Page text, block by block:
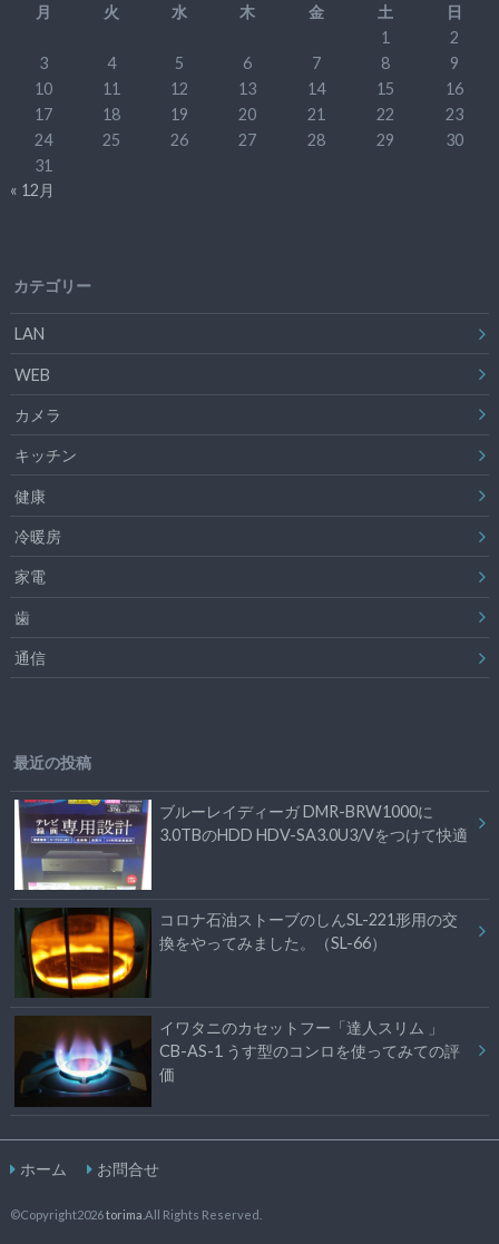
月
火 水 木 金 土
日
1
2
3
4 5 6 7 8
9
10
11 12 13 14 15
16
17
18 19 20 21 22
23
24
25 26 27 28 29
30
31
« 12月
カテゴリー
LAN
WEB
カメラ
キッチン
健康
冷暖房
家電
歯
通信
最近の投稿
ブルーレイディーガ DMR-BRW1000に
3.0TBのHDD HDV-SA3.0U3/Vをつけて快適
コロナ石油ストーブのしんSL-221形用の交
換をやってみました。（SL-66）
イワタニのカセットフー「達人スリム 」
CB-AS-1 うす型のコンロを使ってみての評
価
ホーム お問合せ
©Copyright2026torima .All Rights Reserved.